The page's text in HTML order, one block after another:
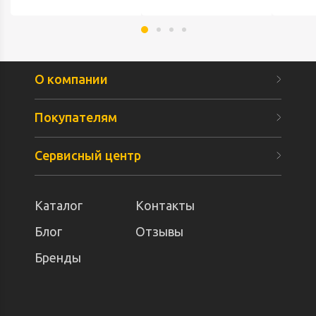
О компании
Покупателям
Сервисный центр
Каталог
Контакты
Блог
Отзывы
Бренды